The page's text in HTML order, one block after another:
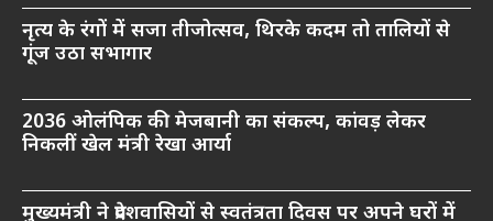
नृत्य के रंगों में सजा तीजोत्सव, थिरके कदम तो तालियों से
गूंज उठा सभागार
2036 ओलंपिक की मेजबानी का संकल्प, कांवड़ लेकर
निकलीं खेल मंत्री रेखा आर्या
मुख्यमंत्री ने प्रदेशवासियों से स्वतंत्रता दिवस पर अपने घरों में